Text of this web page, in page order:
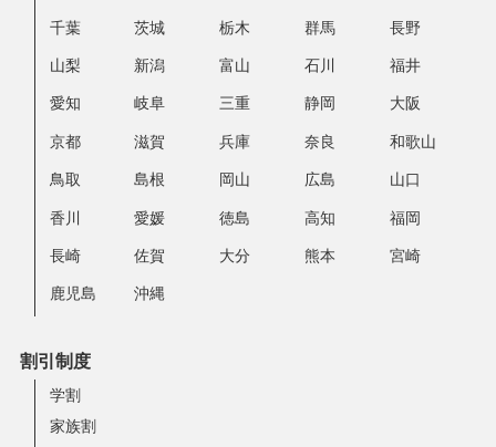
千葉 茨城 栃木 群馬 長野
山梨 新潟 富山 石川 福井
愛知 岐阜 三重 静岡 大阪
京都 滋賀 兵庫 奈良 和歌山
鳥取 島根 岡山 広島 山口
香川 愛媛 徳島 高知 福岡
長崎 佐賀 大分 熊本 宮崎
鹿児島 沖縄
割引制度
学割
家族割